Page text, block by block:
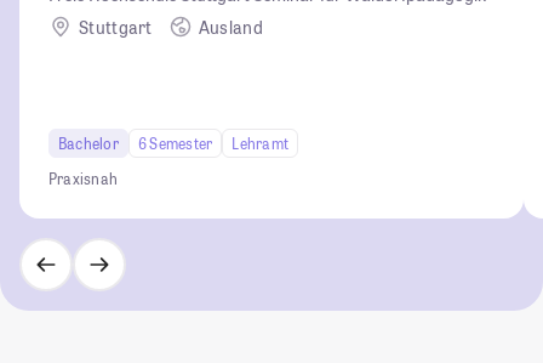
Stuttgart
Ausland
Bachelor 6 Semester
Lehramt
Praxisnah